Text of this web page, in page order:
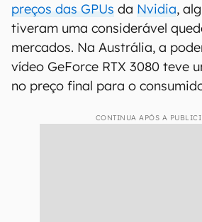
preços das GPUs da Nvidia,
tiveram uma considerável
mercados. Na Austrália, a
vídeo GeForce RTX 3080 teve
no preço final para o
CONTINUA APÓS A